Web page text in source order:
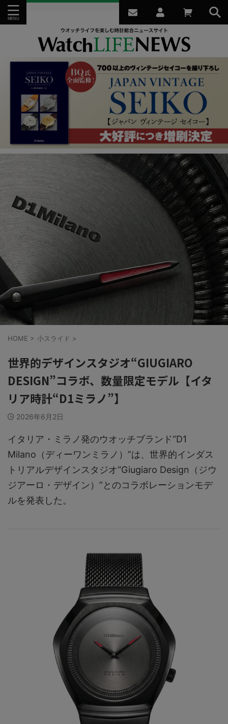
HOME > 小スライド >
世界的デザインスタジオ“GIUGIARO
DESIGN”コラボ、数量限定モデル【イタ
リア時計“D1ミラノ”】
2026年6月2日
イタリア・ミラノ発のウオッチブランド“D1
Milano（ディーワンミラノ）”は、世界的インダス
トリアルデザインスタジオ“Giugiaro Design（ジウ
ジアーロ・デザイン）”とのコラボレーションモデ
ルを発表した。